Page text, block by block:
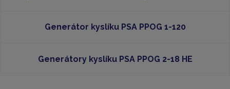
Generátor kyslíku PSA PPOG 1-120
Generátory kyslíku PSA PPOG 2-18 HE